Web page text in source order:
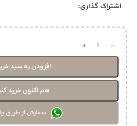
اشتراک گذاری:
افزودن به سبد
هم اکنون خرید
سفارش از طریق